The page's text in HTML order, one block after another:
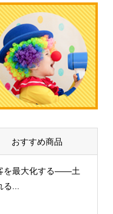
おすすめ商品
を最大化する——土
る...